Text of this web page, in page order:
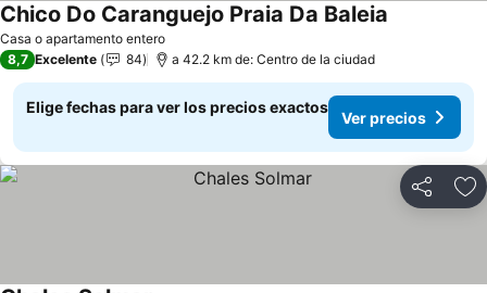
Casa o apartamento entero
Chico Do Caranguejo Praia Da Baleia
8,7 Excelente 84 a 42.2 km de: Centro de la ciudad
Elige fechas para ver los precios exactos
Ver precios
Compartir